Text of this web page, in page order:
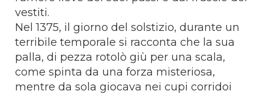
vestiti.
Nel 1375, il giorno del solstizio, durante un
terribile temporale si racconta che la sua
palla, di pezza rotolò giù per una scala,
come spinta da una forza misteriosa,
mentre da sola giocava nei cupi corridoi